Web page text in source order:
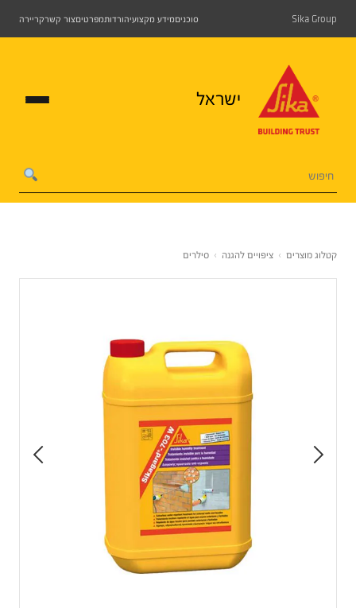
Sika Group סוכניםמידע מקצועיהורדותמפרטיםצור קשרקריירה
ישראל
קטלוג מוצרים › ציפויים להגנה › סילרים